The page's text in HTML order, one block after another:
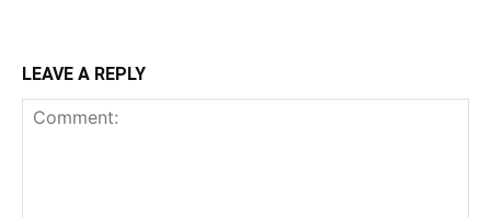
LEAVE A REPLY